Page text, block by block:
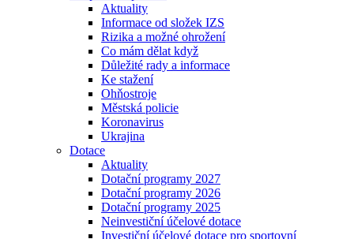
Aktuality
Informace od složek IZS
Rizika a možné ohrožení
Co mám dělat když
Důležité rady a informace
Ke stažení
Ohňostroje
Městská policie
Koronavirus
Ukrajina
Dotace
Aktuality
Dotační programy 2027
Dotační programy 2026
Dotační programy 2025
Neinvestiční účelové dotace
Investiční účelové dotace pro sportovní